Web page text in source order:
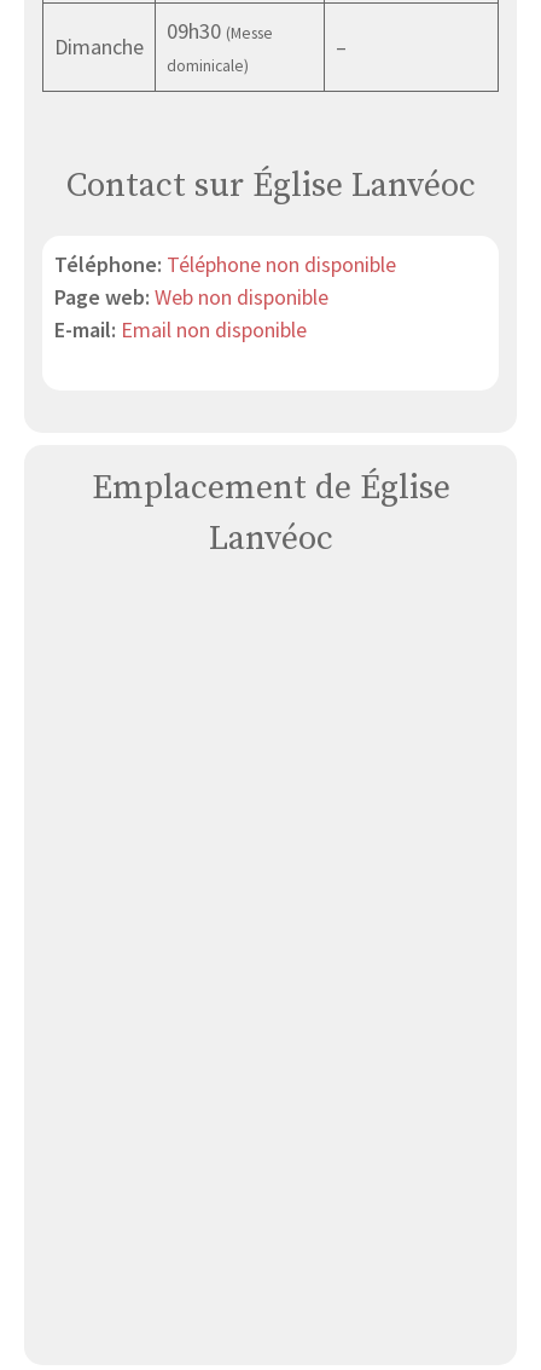
Dimanche
09h30 (Messe
dominicale)
–
Contact sur Église Lanvéoc
Téléphone: Téléphone non disponible
Page web: Web non disponible
E-mail: Email non disponible
Emplacement de Église
Lanvéoc